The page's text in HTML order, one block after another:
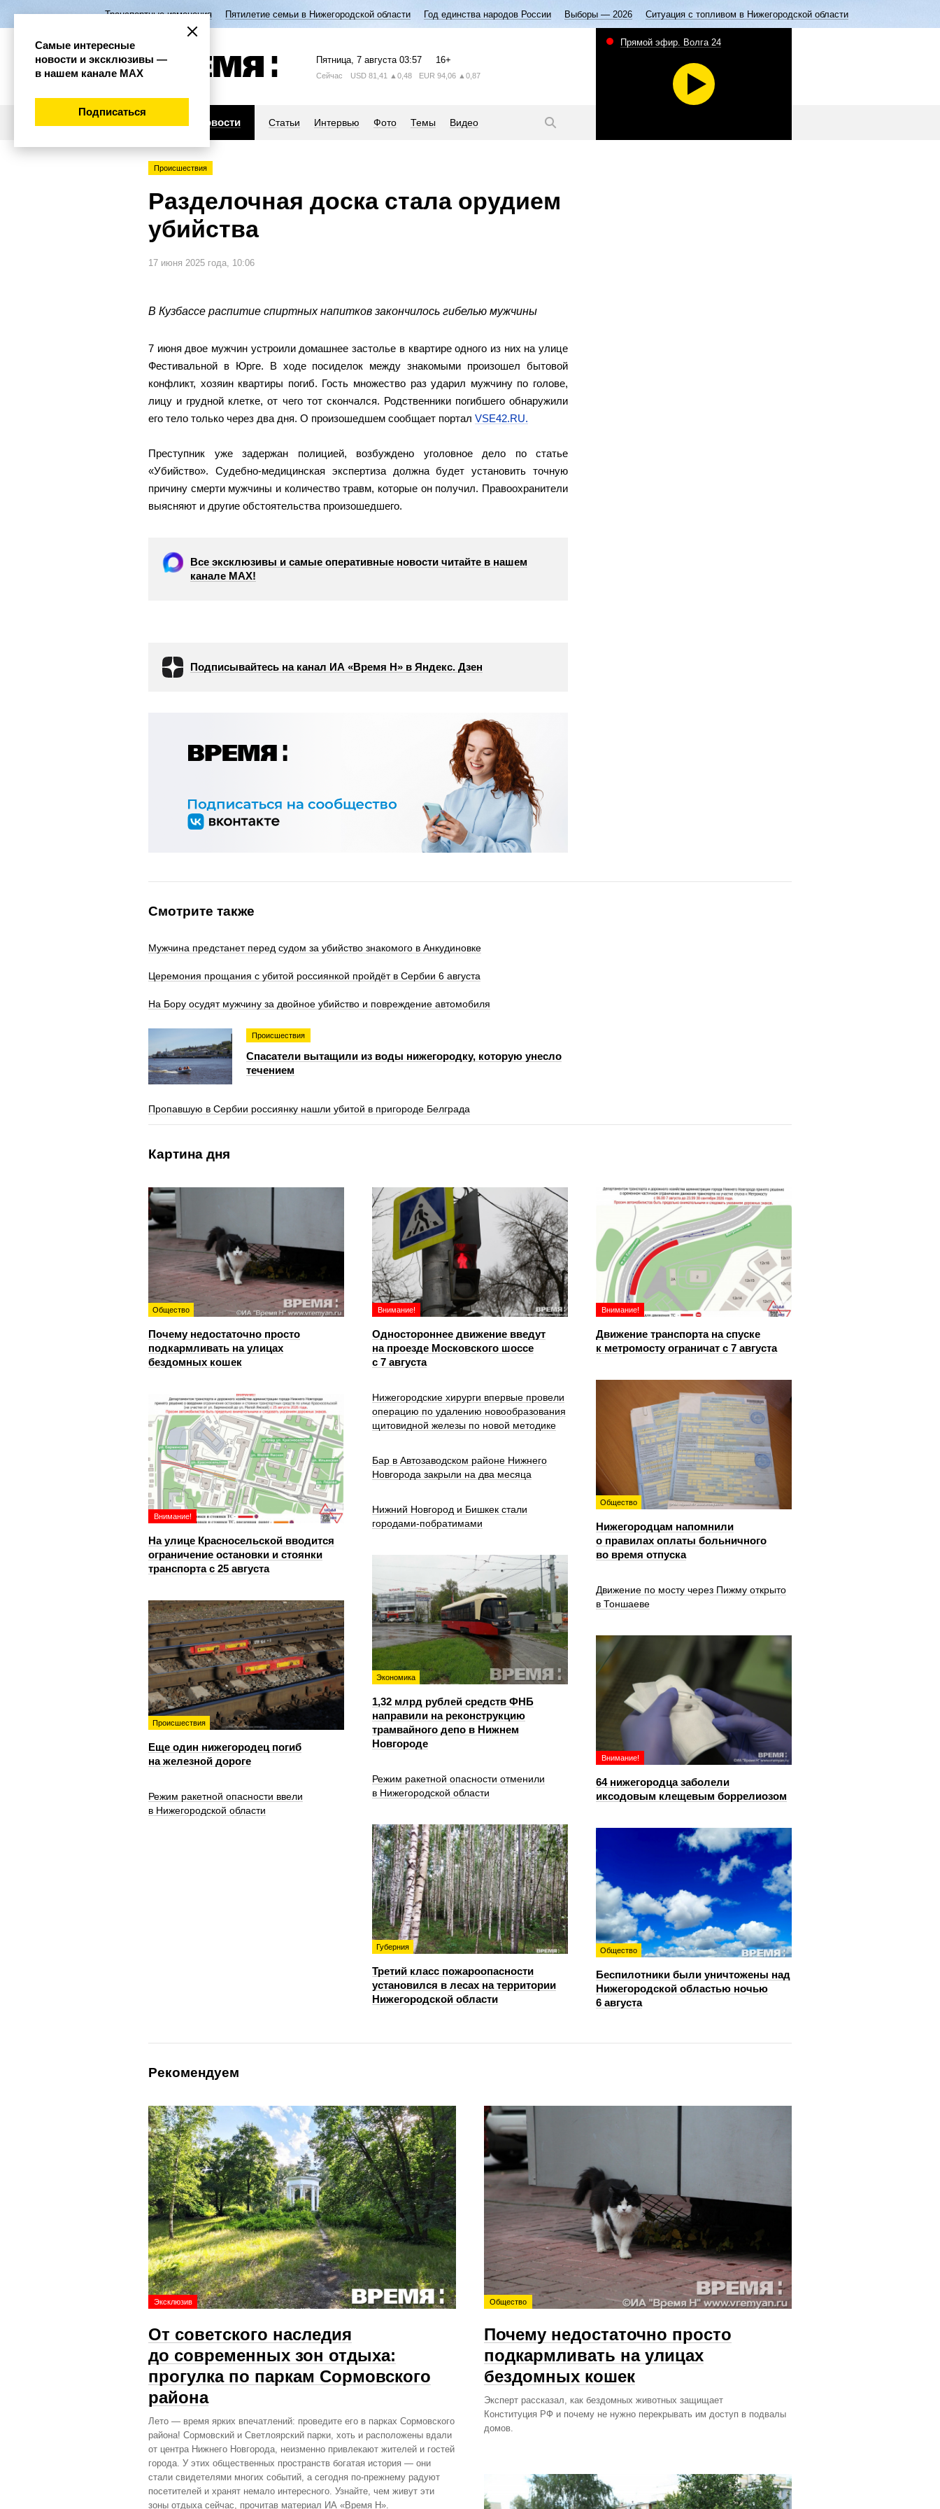
Транспортные изменения Пятилетие семьи в Нижегородской области Год единства народов России Выборы — 2026 Ситуация с топливом в Нижегородской области
Пятница, 7 августа 03:57 16+
Сейчас USD 81,41 ▲0,48 EUR 94,06 ▲0,87
Новости Статьи Интервью Фото Темы Видео
Прямой эфир. Волга 24
Происшествия
Разделочная доска стала орудием
убийства
17 июня 2025 года, 10:06
В Кузбассе распитие спиртных напитков закончилось гибелью мужчины
7 июня двое мужчин устроили домашнее застолье в квартире одного из них на улице
Фестивальной в Юрге. В ходе посиделок между знакомыми произошел бытовой
конфликт, хозяин квартиры погиб. Гость множество раз ударил мужчину по голове,
лицу и грудной клетке, от чего тот скончался. Родственники погибшего обнаружили
его тело только через два дня. О произошедшем сообщает портал VSE42.RU.
Преступник уже задержан полицией, возбуждено уголовное дело по статье
«Убийство». Судебно-медицинская экспертиза должна будет установить точную
причину смерти мужчины и количество травм, которые он получил. Правоохранители
выясняют и другие обстоятельства произошедшего.
Все эксклюзивы и самые оперативные новости читайте в нашем
канале МАХ!
Подписывайтесь на канал ИА «Время Н» в Яндекс. Дзен
Смотрите также
Мужчина предстанет перед судом за убийство знакомого в Анкудиновке
Церемония прощания с убитой россиянкой пройдёт в Сербии 6 августа
На Бору осудят мужчину за двойное убийство и повреждение автомобиля
Происшествия
Спасатели вытащили из воды нижегородку, которую унесло
течением
Пропавшую в Сербии россиянку нашли убитой в пригороде Белграда
Картина дня
Общество
Почему недостаточно просто
подкармливать на улицах
бездомных кошек
Внимание!
Одностороннее движение введут
на проезде Московского шоссе
с 7 августа
Внимание!
Движение транспорта на спуске
к метромосту ограничат с 7 августа
Общество
Нижегородцам напомнили
о правилах оплаты больничного
во время отпуска
Внимание!
На улице Красносельской вводится
ограничение остановки и стоянки
транспорта с 25 августа
Нижегородские хирурги впервые провели
операцию по удалению новообразования
щитовидной железы по новой методике
Бар в Автозаводском районе Нижнего
Новгорода закрыли на два месяца
Нижний Новгород и Бишкек стали
городами-побратимами
Экономика
1,32 млрд рублей средств ФНБ
направили на реконструкцию
трамвайного депо в Нижнем
Новгороде
Движение по мосту через Пижму открыто
в Тоншаеве
Происшествия
Еще один нижегородец погиб
на железной дороге
Внимание!
64 нижегородца заболели
иксодовым клещевым боррелиозом
Режим ракетной опасности отменили
в Нижегородской области
Режим ракетной опасности ввели
в Нижегородской области
Губерния
Третий класс пожароопасности
установился в лесах на территории
Нижегородской области
Общество
Беспилотники были уничтожены над
Нижегородской областью ночью
6 августа
Рекомендуем
Эксклюзив
От советского наследия
до современных зон отдыха:
прогулка по паркам Сормовского
района
Лето — время ярких впечатлений: проведите его в парках Сормовского
района! Сормовский и Светлоярский парки, хоть и расположены вдали
от центра Нижнего Новгорода, неизменно привлекают жителей и гостей
города. У этих общественных пространств богатая история — они
стали свидетелями многих событий, а сегодня по‑прежнему радуют
посетителей и хранят немало интересного. Узнайте, чем живут эти
зоны отдыха сейчас, прочитав материал ИА «Время Н».
Общество
Почему недостаточно просто
подкармливать на улицах
бездомных кошек
Эксперт рассказал, как бездомных животных защищает
Конституция РФ и почему не нужно перекрывать им доступ в подвалы
домов.
Самые интересные
новости и эксклюзивы —
в нашем канале МАХ
Подписаться